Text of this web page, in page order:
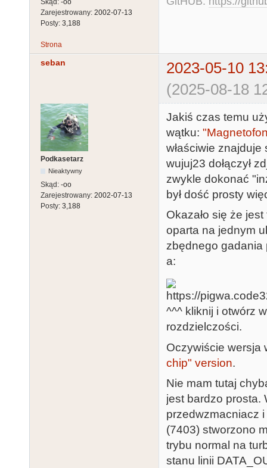
Skąd: -oo
Zarejestrowany: 2002-07-13
Posty: 3,188
Strona
seban
2023-05-10
(2025-08-18
Podkasetarz
Nieaktywny
Skąd: -oo
Zarejestrowany: 2002-07-13
Posty: 3,188
Jakiś czas temu
wątku:
właściwie
wujuj23 dołączył
zwykle dokonać
był dość prosty
Okazało się że
oparta na jednym
zbędnego gadania
a:
^^^ kliknij i otwórz
rozdzielczości.
Oczywiście wersja
chip" version.
Nie mam tutaj
jest bardzo prosta.
przedwzmacniacz
(7403) stworzono
trybu normal na
stanu linii